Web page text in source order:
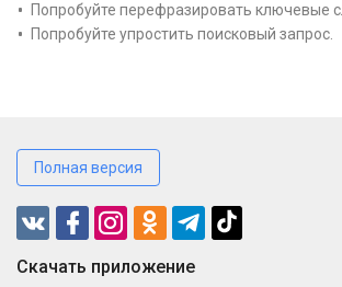
Попробуйте перефразировать ключевые
Попробуйте упростить поисковый запрос.
Полная версия
Cкачать приложение